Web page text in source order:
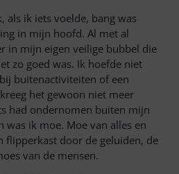
als ik iets voelde, bang was
in mijn hoofd. Al met al
in mijn eigen veilige bubbel die
zo goed was. Ik hoefde niet
buitenactiviteiten of een
het gewoon niet meer
had ondernomen buiten mijn
ik moe. Moe van alles en
flipperkast door de geluiden, de
van de mensen.